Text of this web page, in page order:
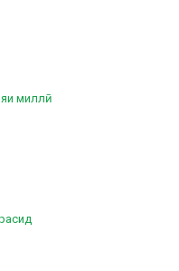
миллӣ